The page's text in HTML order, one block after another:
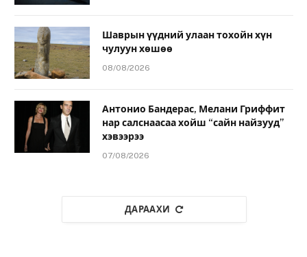
Шаврын үүдний улаан тохойн хүн
чулуун хөшөө
08/08/2026
Антонио Бандерас, Мелани Гриффит
нар салснаасаа хойш “сайн найзууд”
хэвээрээ
07/08/2026
ДАРААХИ